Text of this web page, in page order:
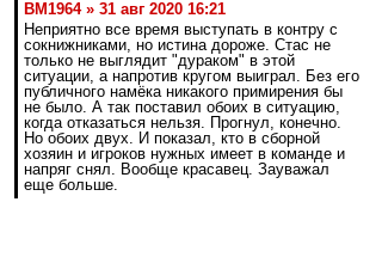
BM1964 » 31 авг 2020 16:21
Неприятно все время выступать в контру с
сокнижниками, но истина дороже. Стас не
только не выглядит "дураком" в этой
ситуации, а напротив кругом выиграл. Без его
публичного намёка никакого примирения бы
не было. А так поставил обоих в ситуацию,
когда отказаться нельзя. Прогнул, конечно.
Но обоих двух. И показал, кто в сборной
хозяин и игроков нужных имеет в команде и
напряг снял. Вообще красавец. Зауважал
еще больше.